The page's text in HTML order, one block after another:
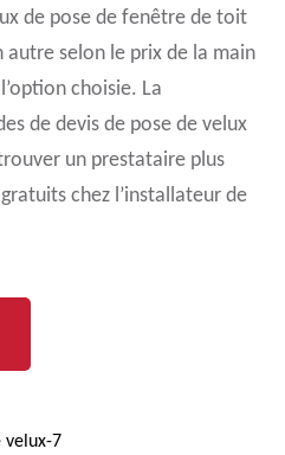
de pose de fenêtre de toit
autre selon le prix de la main
choisie. La
de devis de pose de velux
un prestataire plus
chez l’installateur de